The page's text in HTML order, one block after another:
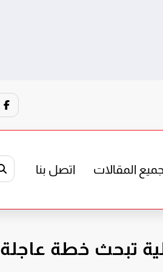
المقالات اتصل بنا
تبحث خطة عاجلة